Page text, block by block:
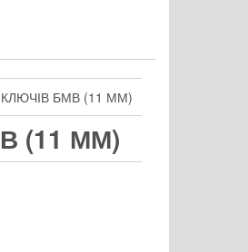
БМВ (11 ММ)
(11 ММ)